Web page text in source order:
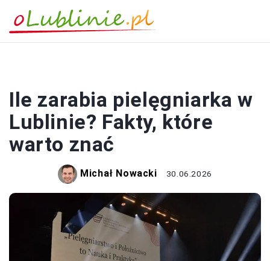
Ile zarabia pielęgniarka w
Lublinie? Fakty, które
warto znać
Michał Nowacki 30.06.2026